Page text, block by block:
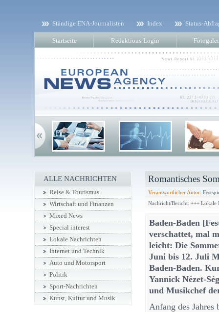
Ständige ENA-Journalisten Index Status-
Startseite Redaktions-Login
Romantisches
Verantwortlicher Autor:
Nachricht/Bericht: +++ Lokale
Baden-Baden
verschattet, mal
leicht: Die
Juni bis 12. Juli
Baden-Baden.
Yannick Nézet-
und Musikchef
Anfang des
ALLE NACHRICHTEN
Reise & Tourismus
Wirtschaft und Finanzen
Mixed News
Special interest
Lokale Nachrichten
Internet und Technik
Auto und Motorsport
Politik
Sport-Nachrichten
Kunst, Kultur und Musik